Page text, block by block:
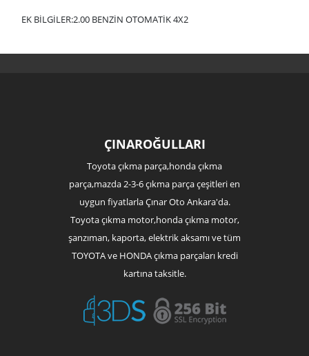
EK BİLGİLER:2.00 BENZİN OTOMATİK 4X2
ÇINAROĞULLARI
Toyota çıkma parça,honda çıkma
parça,mazda 2-3-6 çıkma parça çeşitleri en
uygun fiyatlarla Çınar Oto Ankara'da.
Toyota çıkma motor,honda çıkma motor,
şanzıman, kaporta, elektrik aksamı ve tüm
TOYOTA ve HONDA çıkma parçaları kredi
kartına taksitle.